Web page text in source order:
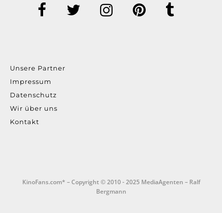
Unsere Partner
Impressum
Datenschutz
Wir über uns
Kontakt
KinoFans.com* – Copyright © 2010 - 2025 MediaAgenten – Ralf
Bergmann